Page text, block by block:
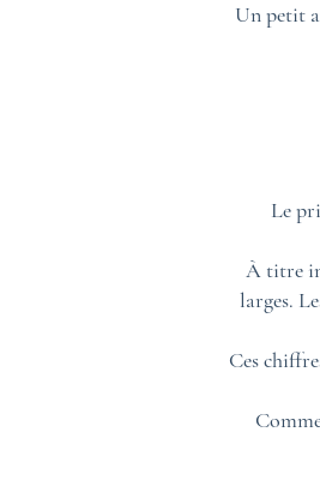
Un petit
Le
À titre
larges.
Ces